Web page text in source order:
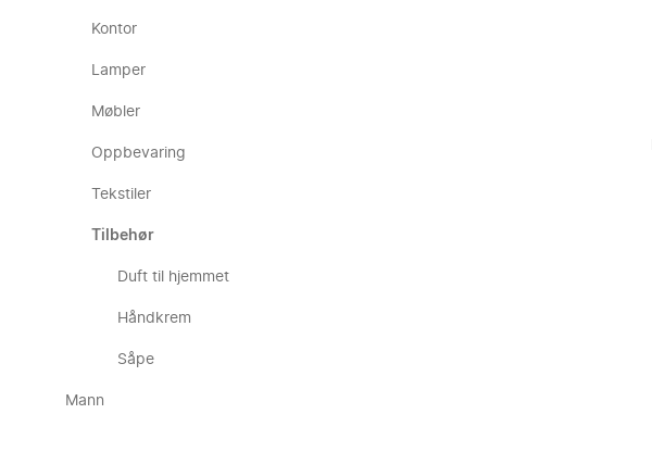
Kontor
Lamper
Møbler
Oppbevaring
Tekstiler
Tilbehør
Duft til hjemmet
Håndkrem
Såpe
Mann